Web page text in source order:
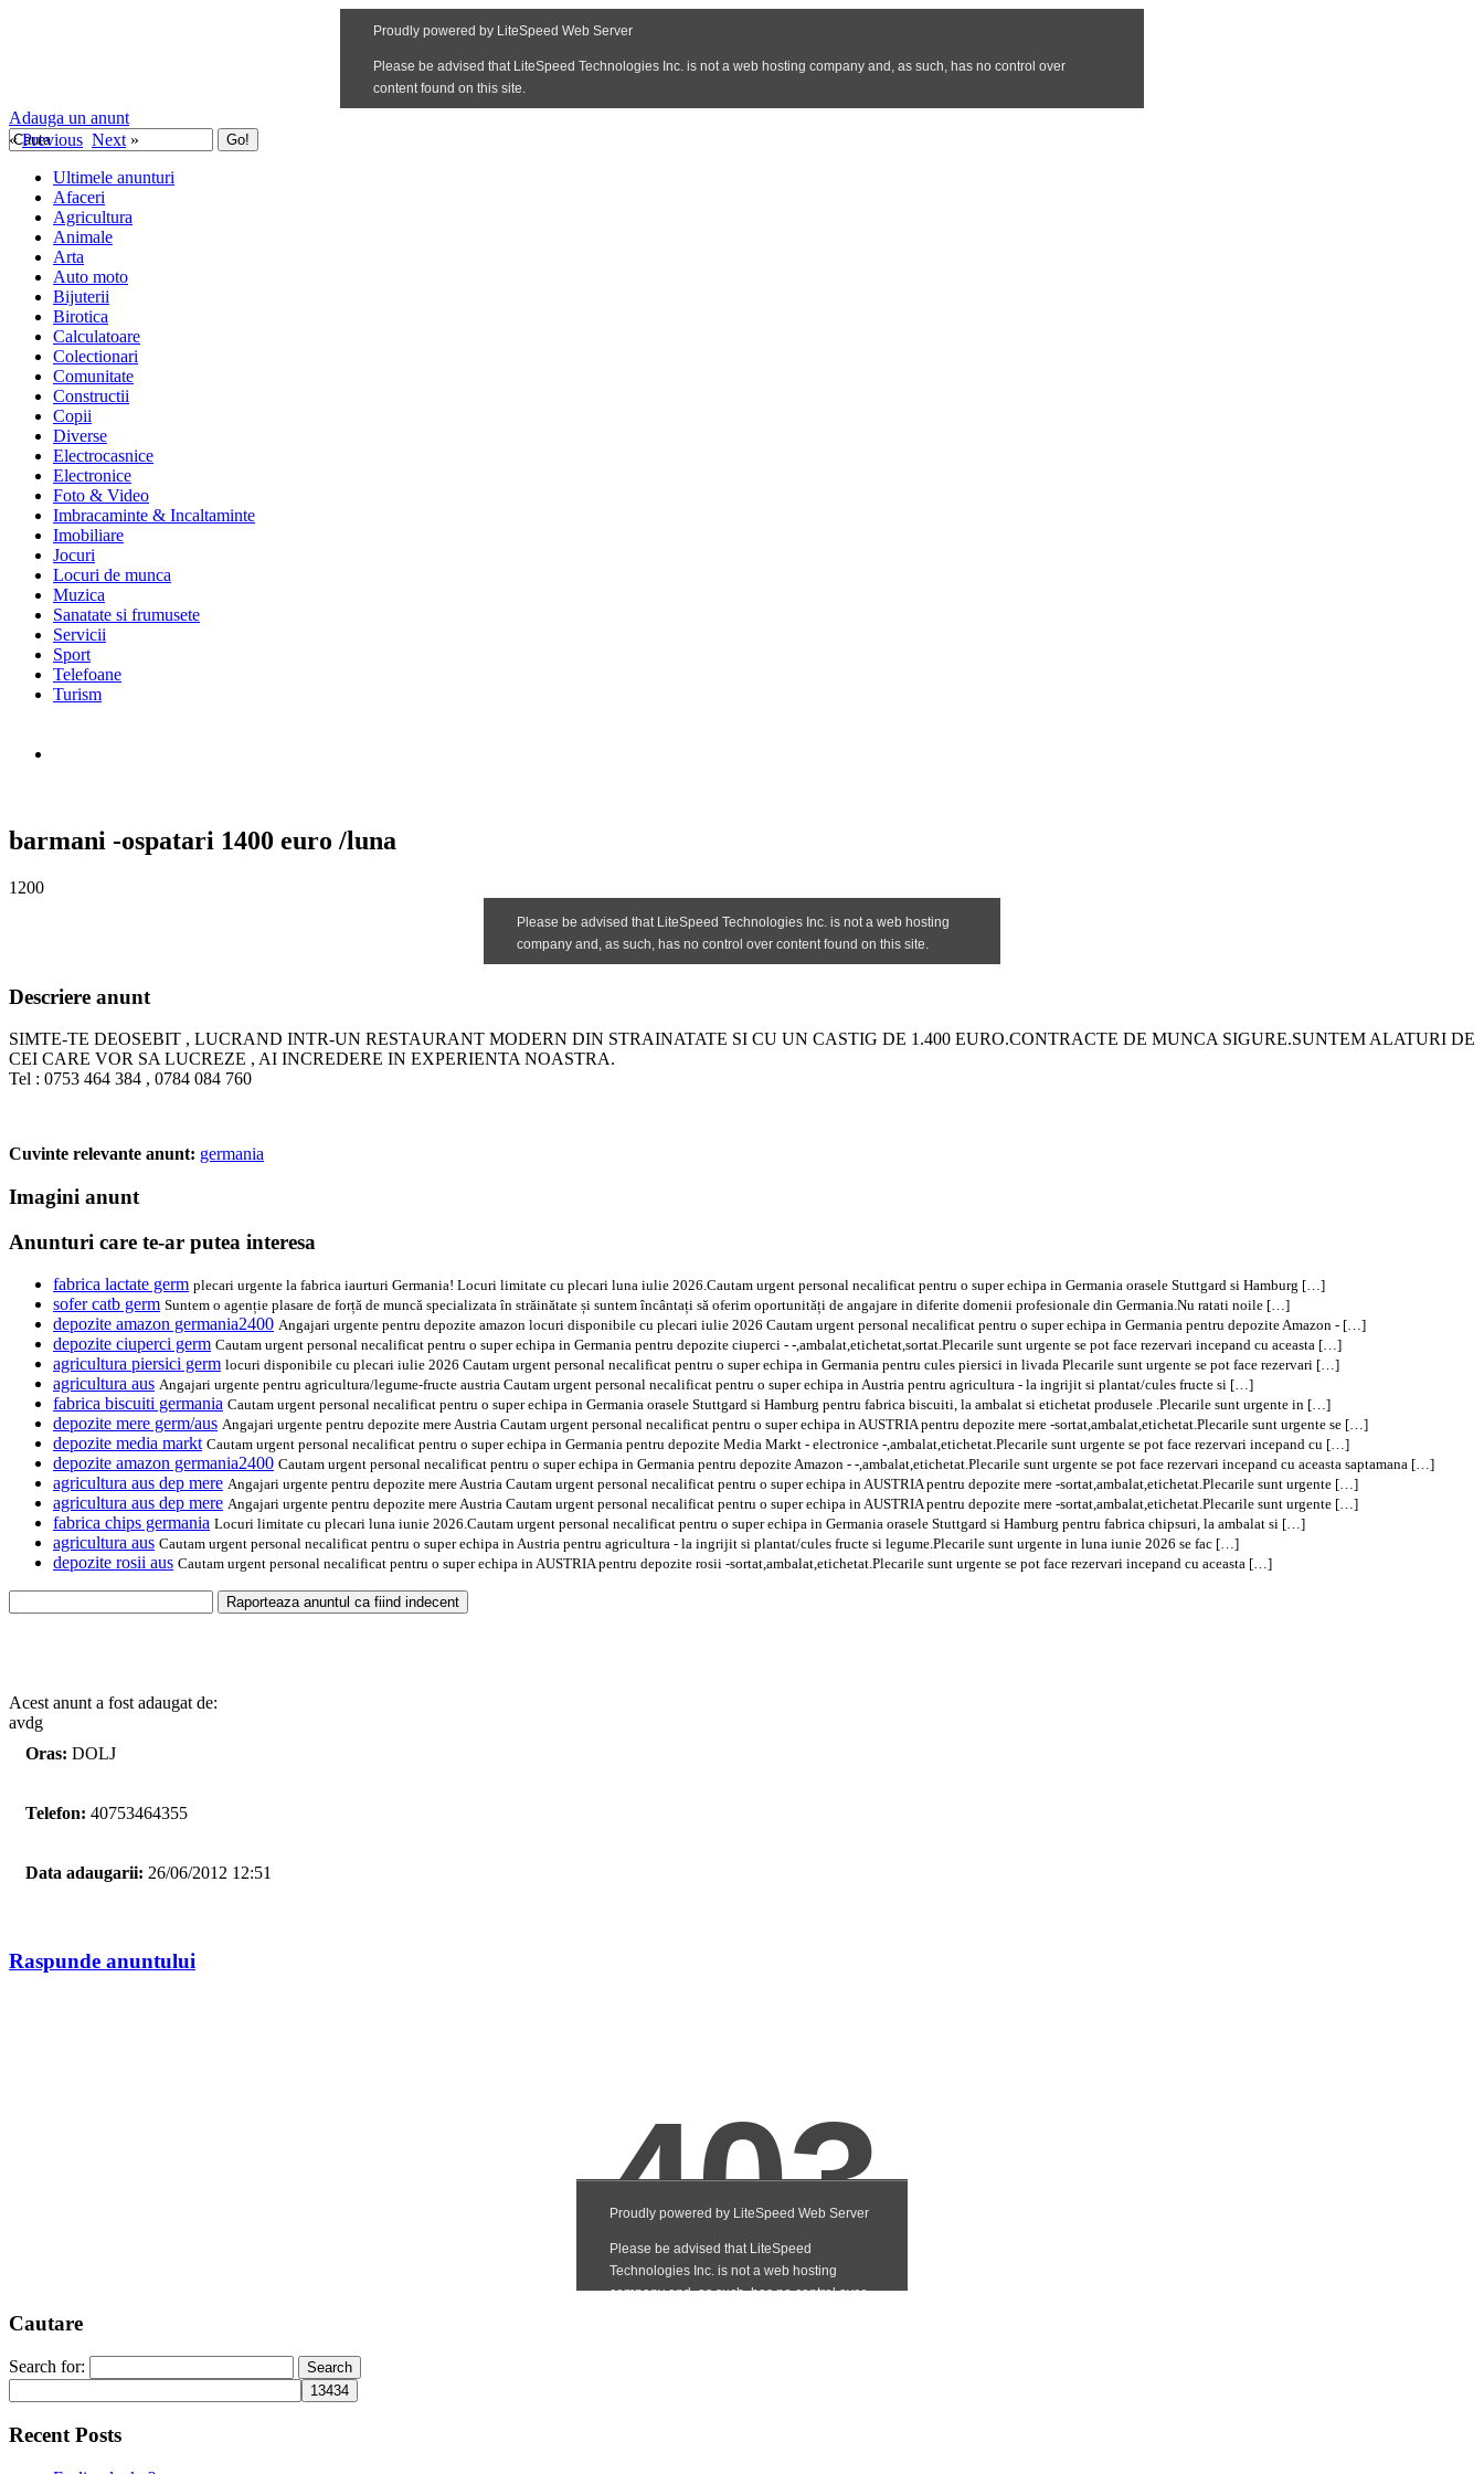
Adauga un anunt
«Previous Next »
Ultimele anunturi
Afaceri
Agricultura
Animale
Arta
Auto moto
Bijuterii
Birotica
Calculatoare
Colectionari
Comunitate
Constructii
Copii
Diverse
Electrocasnice
Electronice
Foto & Video
Imbracaminte & Incaltaminte
Imobiliare
Jocuri
Locuri de munca
Muzica
Sanatate si frumusete
Servicii
Sport
Telefoane
Turism
barmani -ospatari 1400 euro /luna
1200
Descriere anunt
SIMTE-TE DEOSEBIT , LUCRAND INTR-UN RESTAURANT MODERN DIN STRAINATATE SI CU UN CASTIG DE 1.400 EURO.CONTRACTE DE MUNCA SIGURE.SUNTEM ALATURI DE
CEI CARE VOR SA LUCREZE , AI INCREDERE IN EXPERIENTA NOASTRA.
Tel : 0753 464 384 , 0784 084 760
Cuvinte relevante anunt: germania
Imagini anunt
Anunturi care te-ar putea interesa
fabrica lactate germ plecari urgente la fabrica iaurturi Germania! Locuri limitate cu plecari luna iulie 2026.Cautam urgent personal necalificat pentru o super echipa in Germania orasele Stuttgard si Hamburg […]
sofer catb germ Suntem o agenție plasare de forță de muncă specializata în străinătate și suntem încântați să oferim oportunități de angajare in diferite domenii profesionale din Germania.Nu ratati noile […]
depozite amazon germania2400 Angajari urgente pentru depozite amazon locuri disponibile cu plecari iulie 2026 Cautam urgent personal necalificat pentru o super echipa in Germania pentru depozite Amazon - […]
depozite ciuperci germ Cautam urgent personal necalificat pentru o super echipa in Germania pentru depozite ciuperci - -,ambalat,etichetat,sortat.Plecarile sunt urgente se pot face rezervari incepand cu aceasta […]
agricultura piersici germ locuri disponibile cu plecari iulie 2026 Cautam urgent personal necalificat pentru o super echipa in Germania pentru cules piersici in livada Plecarile sunt urgente se pot face rezervari […]
agricultura aus Angajari urgente pentru agricultura/legume-fructe austria Cautam urgent personal necalificat pentru o super echipa in Austria pentru agricultura - la ingrijit si plantat/cules fructe si […]
fabrica biscuiti germania Cautam urgent personal necalificat pentru o super echipa in Germania orasele Stuttgard si Hamburg pentru fabrica biscuiti, la ambalat si etichetat produsele .Plecarile sunt urgente in […]
depozite mere germ/aus Angajari urgente pentru depozite mere Austria Cautam urgent personal necalificat pentru o super echipa in AUSTRIA pentru depozite mere -sortat,ambalat,etichetat.Plecarile sunt urgente se […]
depozite media markt Cautam urgent personal necalificat pentru o super echipa in Germania pentru depozite Media Markt - electronice -,ambalat,etichetat.Plecarile sunt urgente se pot face rezervari incepand cu […]
depozite amazon germania2400 Cautam urgent personal necalificat pentru o super echipa in Germania pentru depozite Amazon - -,ambalat,etichetat.Plecarile sunt urgente se pot face rezervari incepand cu aceasta saptamana […]
agricultura aus dep mere Angajari urgente pentru depozite mere Austria Cautam urgent personal necalificat pentru o super echipa in AUSTRIA pentru depozite mere -sortat,ambalat,etichetat.Plecarile sunt urgente […]
agricultura aus dep mere Angajari urgente pentru depozite mere Austria Cautam urgent personal necalificat pentru o super echipa in AUSTRIA pentru depozite mere -sortat,ambalat,etichetat.Plecarile sunt urgente […]
fabrica chips germania Locuri limitate cu plecari luna iunie 2026.Cautam urgent personal necalificat pentru o super echipa in Germania orasele Stuttgard si Hamburg pentru fabrica chipsuri, la ambalat si […]
agricultura aus Cautam urgent personal necalificat pentru o super echipa in Austria pentru agricultura - la ingrijit si plantat/cules fructe si legume.Plecarile sunt urgente in luna iunie 2026 se fac […]
depozite rosii aus Cautam urgent personal necalificat pentru o super echipa in AUSTRIA pentru depozite rosii -sortat,ambalat,etichetat.Plecarile sunt urgente se pot face rezervari incepand cu aceasta […]
Acest anunt a fost adaugat de:
avdg
Oras: DOLJ
Telefon: 40753464355
Data adaugarii: 26/06/2012 12:51
Raspunde anuntului
Cautare
Search for:
Recent Posts